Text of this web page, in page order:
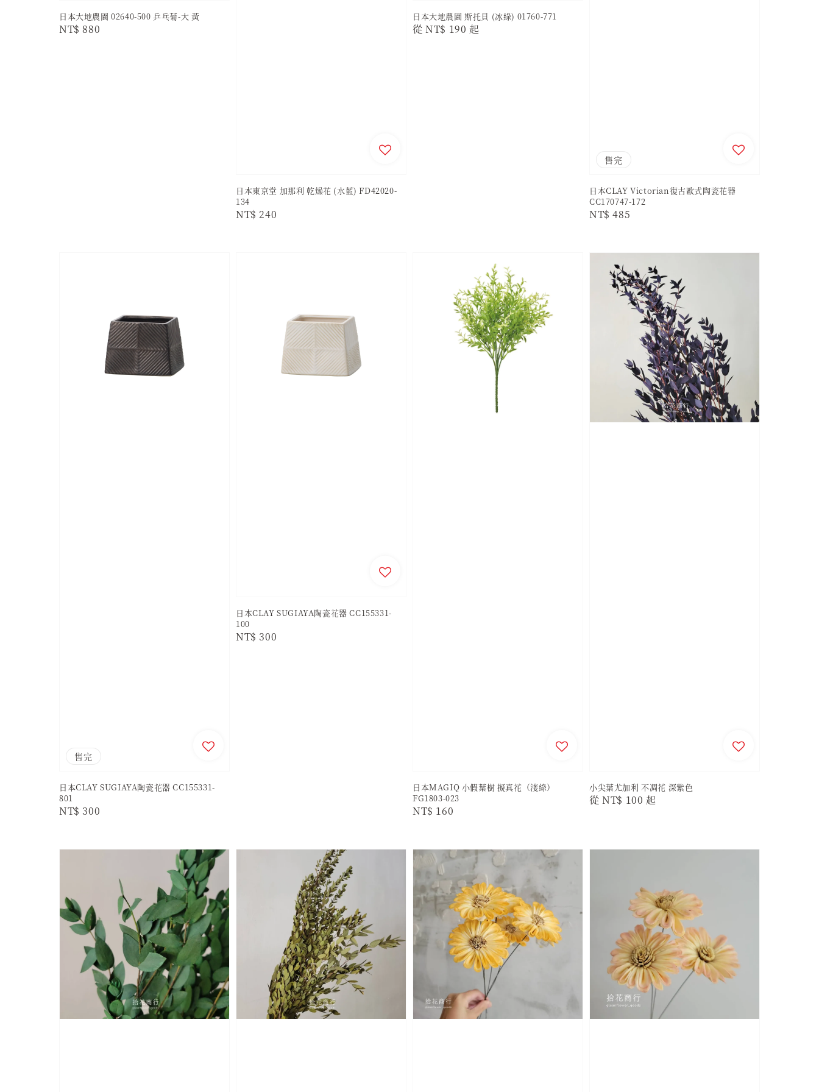
日本大地農園 02640-500 乒乓菊-大 黃
Regular
NT$ 880
日本東京堂 加那利 乾燥花 (水藍) FD42020-
134
Regular
NT$ 240
日本大地農園 斯托貝 (冰綠) 01760-771
Regular
從NT$ 190 起
售完
日本CLAY Victorian復古歐式陶瓷花器
CC170747-172
Regular
NT$ 485
售完
日本CLAY SUGIAYA陶瓷花器 CC155331-
801
Regular
NT$ 300
日本CLAY SUGIAYA陶瓷花器 CC155331-
100
Regular
NT$ 300
日本MAGIQ 小假葉樹 擬真花（淺綠）
FG1803-023
Regular
NT$ 160
小尖葉尤加利 不凋花 深紫色
Regular
從NT$ 100 起